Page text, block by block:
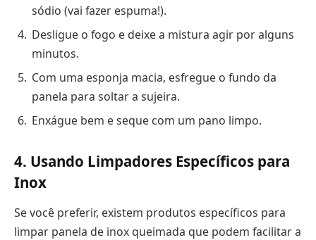
sódio (vai fazer espuma!).
Desligue o fogo e deixe a mistura agir por alguns
minutos.
Com uma esponja macia, esfregue o fundo da
panela para soltar a sujeira.
Enxágue bem e seque com um pano limpo.
4. Usando Limpadores Específicos para
Inox
Se você preferir, existem produtos específicos para
limpar panela de inox queimada que podem facilitar a